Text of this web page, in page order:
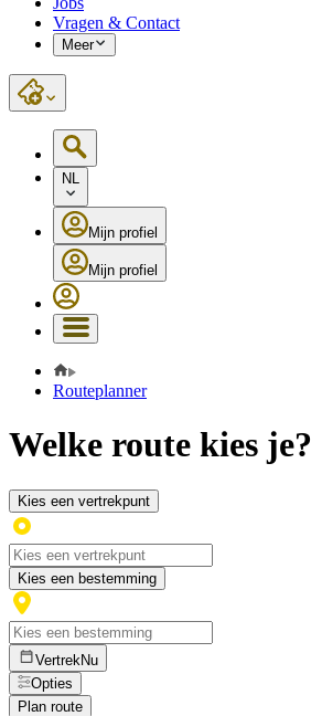
Vragen & Contact
Meer
NL
Mijn profiel
Mijn profiel
Routeplanner
Welke route kies je?
Kies een vertrekpunt
Kies een bestemming
Vertrek Nu
Opties
Plan route